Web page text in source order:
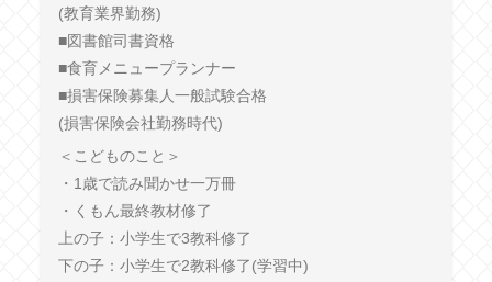
(教育業界勤務)
■図書館司書資格
■食育メニュープランナー
■損害保険募集人一般試験合格
(損害保険会社勤務時代)
＜こどものこと＞
・1歳で読み聞かせ一万冊
・くもん最終教材修了
上の子：小学生で3教科修了
下の子：小学生で2教科修了(学習中)